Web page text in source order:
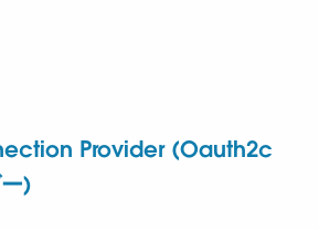
Provider (Oauth2c
)